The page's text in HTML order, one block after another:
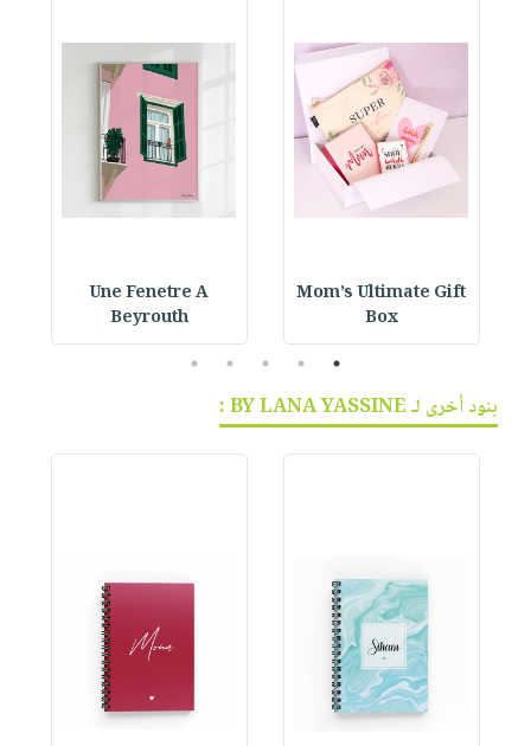
Mom’s Ultimate Gift
Box
Une Fenetre A
Beyrouth
1
2
3
4
5
بنود أخرى لـ BY LANA YASSINE :